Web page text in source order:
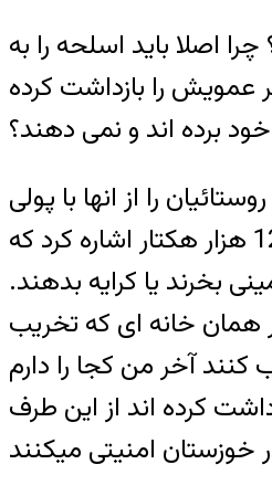
اصلا باید اسلحه را به
عمویش را بازداشت کرده
برده اند و نمی دهند؟
را از انها با پولی
اندک خریدند. آنها هم راهی اهواز و آبادان و دیگر شهرها شدند. آقای سودانی، نماینده مجلس یکبار در مجلس به 120 هزار هکتار اشاره کرد که
بخرند یا کرایه بدهند.
همان خانه ای که تخریب
آخر من کجا را دارم
کرده اند از این طرف